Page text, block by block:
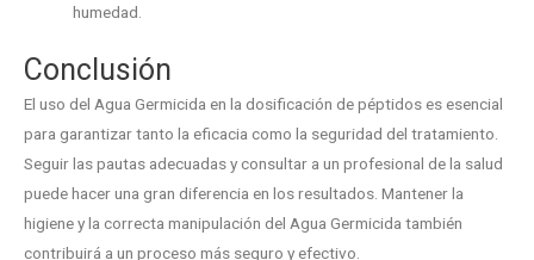
humedad.
Conclusión
El uso del Agua Germicida en la dosificación de péptidos es esencial
para garantizar tanto la eficacia como la seguridad del tratamiento.
Seguir las pautas adecuadas y consultar a un profesional de la salud
puede hacer una gran diferencia en los resultados. Mantener la
higiene y la correcta manipulación del Agua Germicida también
contribuirá a un proceso más seguro y efectivo.